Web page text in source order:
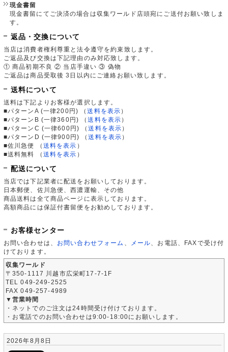
現金書留
現金書留にてご決済の場合は収集ワールド店頭宛にご送付お願い致しま
す。
返品・交換について
当店は消費者権利尊重と法令遵守を約束致します。
ご返品及び交換は下記理由のみ対応致します。
① 商品初期不良 ② 当店手違い ③ 偽物
ご返品は商品受取後 3日以内にご連絡お願い致します。
送料について
送料は下記よりお客様が選択します。
■パターンA (一律200円)
（送料を表示 ）
■パターンB (一律360円)
（送料を表示 ）
■パターンC (一律600円)
（送料を表示 ）
■パターンD (一律900円)
（送料を表示 ）
■佐川急便
（ 送料を表示 ）
■送料無料
（ 送料を表示 ）
配送について
当店では下記業者に配送をお願いしております。
日本郵便、佐川急便、西濃運輸、その他
商品送料は全て商品ページに表示しております。
高額商品には保証付書留便をお勧めしております。
お客様センター
お問い合わせは、 お問い合わせフォーム メール 、お電話、FAXで受け付
けております。
収集ワールド
〒350-1117 川越市広栄町17-7-1F
TEL 049-249-2525
FAX 049-257-4989
▼営業時間
・ネットでのご注文は24時間受け付けております。
・お電話でのお問い合わせは9:00-18:00にお願いします。
2026年8月8日